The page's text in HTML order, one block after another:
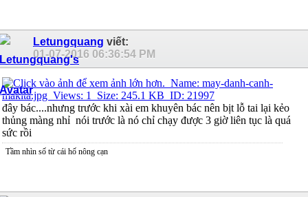
Letungquang viết:
01-07-2016 06:36:54 PM
đây bác....nhưng trước khi xài em khuyên bác nên bịt lỗ tai lại kẻo
thủng màng nhỉ nói trước là nó chỉ chạy được 3 giờ liên tục là quá
sức rồi
Tầm nhìn số từ cái hố nông cạn